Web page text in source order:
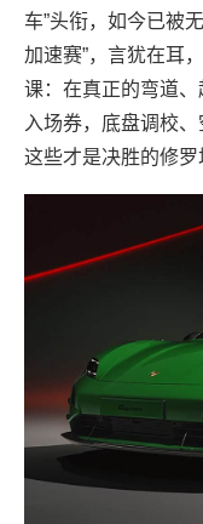
车”头衔，如今已被
加速赛”，言犹在耳
课：在真正的弯道
入场券，底盘调校
这些才是决胜的修罗